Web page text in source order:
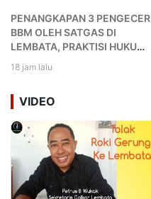
PENANGKAPAN 3 PENGECER
BBM OLEH SATGAS DI
LEMBATA, PRAKTISI HUKUM
SARANKAN MASYARAKAT
SEGERA TEMPUH
PERDATA
18 jam lalu
VIDEO